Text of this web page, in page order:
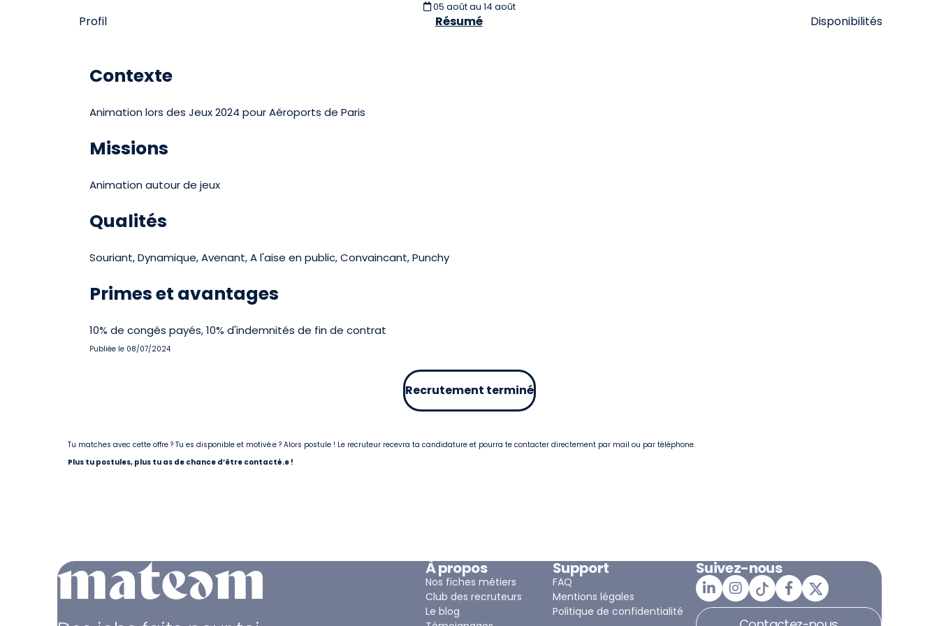
05 aoûtau 14 août
Profil Résumé Disponibilités
Contexte
Animation lors des Jeux 2024 pour Aéroports de Paris
Missions
Animation autour de jeux
Qualités
Souriant, Dynamique, Avenant, A l'aise en public, Convaincant, Punchy
Primes et avantages
10% de congés payés, 10% d'indemnités de fin de contrat
Publiée le 08/07/2024
Recrutement terminé
Tu matches avec cette offre ? Tu es disponible et motivé.e ? Alors postule ! Le recruteur recevra ta candidature et pourra te contacter directement par mail ou par téléphone.
Plus tu postules, plus tu as de chance d’être contacté.e !
À propos
Nos fiches métiers
Club des recruteurs
Le blog
Support
FAQ
Mentions légales
Politique de confidentialité
Suivez-nous